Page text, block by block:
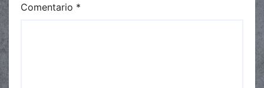
Comentario *